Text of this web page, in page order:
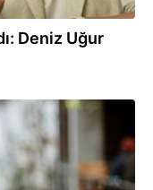
Deniz Uğur